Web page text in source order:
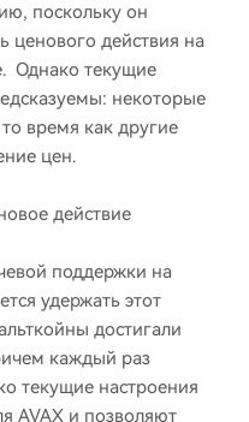
поскольку он
действия на
Однако текущие
некоторые
время как другие
цен.
действие
поддержки на
удержать этот
достигали
каждый раз
текущие настроения
AVAX и позволяют